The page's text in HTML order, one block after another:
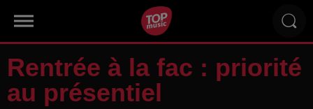
Rentrée à la fac : priorité
au présentiel